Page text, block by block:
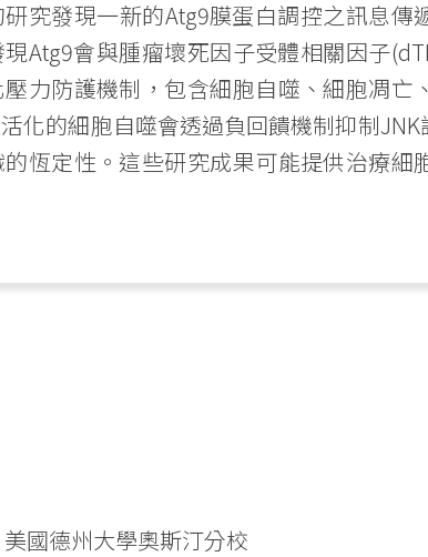
究發現一新的Atg9膜蛋白調控之訊息
Atg9會與腫瘤壞死因子受體相關因子
力防護機制，包含細胞自噬、細胞凋
化的細胞自噬會透過負回饋機制抑制
恆定性。這些研究成果可能提供治療細
國德州大學奧斯汀分校